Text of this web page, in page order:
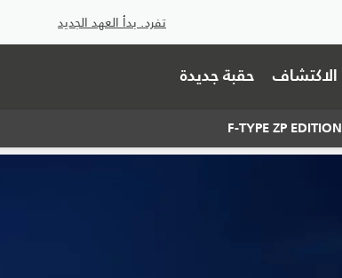
تفرد. بدأ العهد الجديد
الاكتشاف حقبة جديدة
F-TYPE ZP EDITION